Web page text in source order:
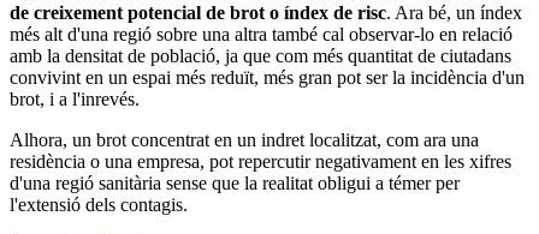
de creixement potencial de brot o índex de risc. Ara bé, un índex
més alt d'una regió sobre una altra també cal observar-lo en relació
amb la densitat de població, ja que com més quantitat de ciutadans
convivint en un espai més reduït, més gran pot ser la incidència d'un
brot, i a l'inrevés.
Alhora, un brot concentrat en un indret localitzat, com ara una
residència o una empresa, pot repercutir negativament en les xifres
d'una regió sanitària sense que la realitat obligui a témer per
l'extensió dels contagis.